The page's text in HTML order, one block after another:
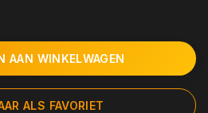
AAN WINKELWAGEN
ALS FAVORIET